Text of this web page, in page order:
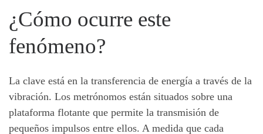
¿Cómo ocurre este
fenómeno?
La clave está en la transferencia de energía a través de la
vibración. Los metrónomos están situados sobre una
plataforma flotante que permite la transmisión de
pequeños impulsos entre ellos. A medida que cada